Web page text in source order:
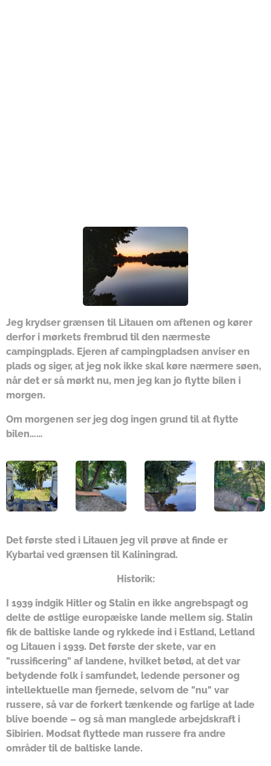
Jeg krydser grænsen til Litauen om aftenen og kører
derfor i mørkets frembrud til den nærmeste
campingplads. Ejeren af campingpladsen anviser en
plads og siger, at jeg nok ikke skal køre nærmere søen,
når det er så mørkt nu, men jeg kan jo flytte bilen i
morgen.
Om morgenen ser jeg dog ingen grund til at flytte
bilen……
Det første sted i Litauen jeg vil prøve at finde er
Kybartai ved grænsen til Kaliningrad.
Historik:
I 1939 indgik Hitler og Stalin en ikke angrebspagt og
delte de østlige europæiske lande mellem sig. Stalin
fik de baltiske lande og rykkede ind i Estland, Letland
og Litauen i 1939. Det første der skete, var en
"russificering" af landene, hvilket betød, at det var
betydende folk i samfundet, ledende personer og
intellektuelle man fjernede, selvom de "nu" var
russere, så var de forkert tænkende og farlige at lade
blive boende – og så man manglede arbejdskraft i
Sibirien. Modsat flyttede man russere fra andre
områder til de baltiske lande.